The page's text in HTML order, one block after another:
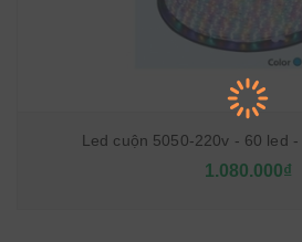
Led cuộn 5050-220v - 60 led
1.080.000₫